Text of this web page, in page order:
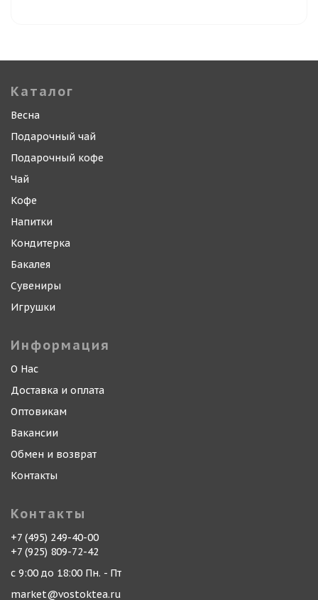
Каталог
Весна
Подарочный чай
Подарочный кофе
Чай
Кофе
Напитки
Кондитерка
Бакалея
Сувениры
Игрушки
Информация
О Нас
Доставка и оплата
Оптовикам
Вакансии
Обмен и возврат
Контакты
Контакты
+7 (495) 249-40-00
+7 (925) 809-72-42
с 9:00 до 18:00 Пн. - Пт
market@vostoktea.ru